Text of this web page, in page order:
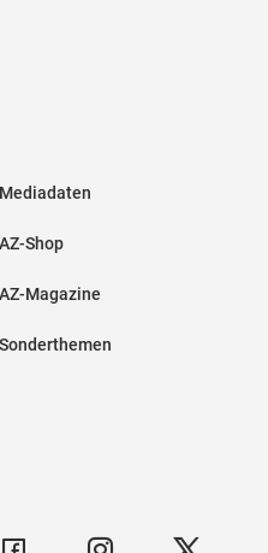
Mediadaten
AZ-Shop
AZ-Magazine
Sonderthemen